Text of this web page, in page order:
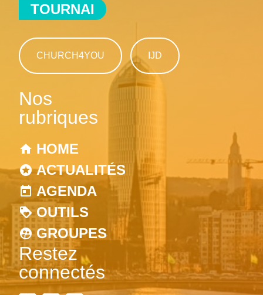
TOURNAI
CHURCH4YOU IJD
Nos
rubriques
HOME
ACTUALITÉS
AGENDA
OUTILS
GROUPES
Restez
connectés